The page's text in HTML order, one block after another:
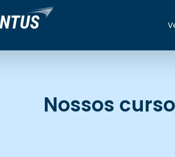
Nossos